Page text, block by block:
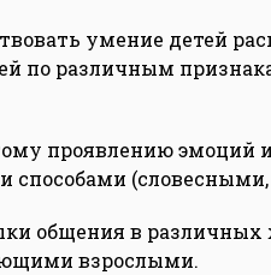
умение детей
по различным
проявлению эмоций
общения в
взрослыми.